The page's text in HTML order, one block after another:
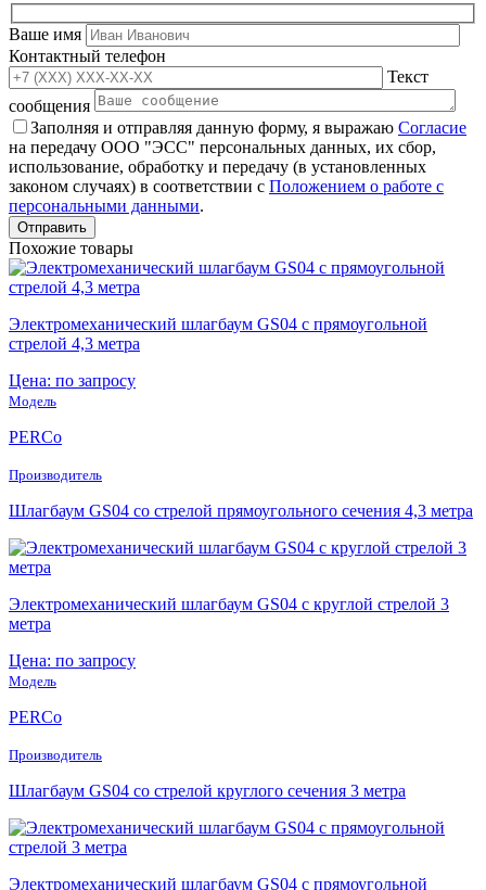
Ваше имя
Контактный телефон
Текст
сообщения
Заполняя и отправляя данную форму, я выражаю Согласие
на передачу ООО "ЭСС" персональных данных, их сбор,
использование, обработку и передачу (в установленных
законом случаях) в соответствии с Положением о работе с
персональными данными.
Похожие товары
Электромеханический шлагбаум GS04 с прямоугольной
стрелой 4,3 метра
Цена: по запросу
Модель
PERCo
Производитель
Шлагбаум GS04 со стрелой прямоугольного сечения 4,3 метра
Электромеханический шлагбаум GS04 с круглой стрелой 3
метра
Цена: по запросу
Модель
PERCo
Производитель
Шлагбаум GS04 со стрелой круглого сечения 3 метра
Электромеханический шлагбаум GS04 с прямоугольной